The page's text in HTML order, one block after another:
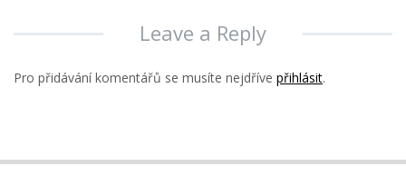
Leave a Reply
Pro přidávání komentářů se musíte nejdříve přihlásit.